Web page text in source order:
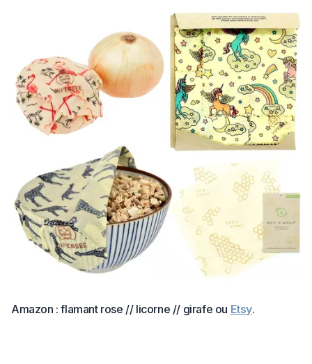
Amazon : flamant rose // licorne // girafe ou Etsy.